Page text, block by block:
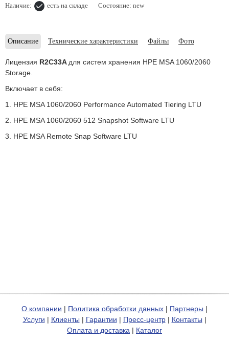
Наличие: есть на складе Состояние: new
Описание Технические характеристики Файлы Фото
Лицензия R2C33A для систем хранения HPE MSA 1060/2060
Storage.
Включает в себя:
1. HPE MSA 1060/2060 Performance Automated Tiering LTU
2. HPE MSA 1060/2060 512 Snapshot Software LTU
3. HPE MSA Remote Snap Software LTU
О компании | Политика обработки данных | Партнеры |
Услуги | Клиенты | Гарантии | Пресс-центр| Контакты |
Оплата и доставка | Каталог